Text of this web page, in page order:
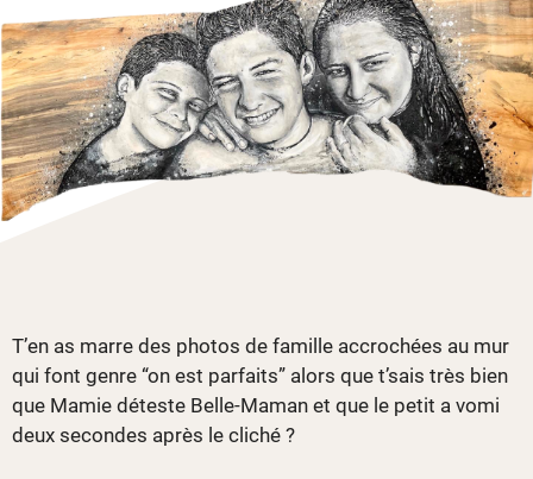
T’en as marre des photos de famille accrochées au mur
qui font genre “on est parfaits” alors que t’sais très bien
que Mamie déteste Belle-Maman et que le petit a vomi
deux secondes après le cliché ?